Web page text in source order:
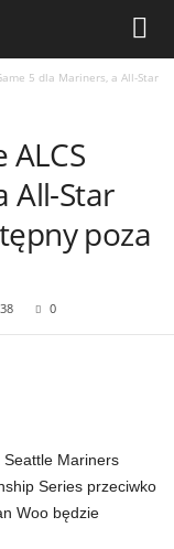
5 dla Mariners, a All-Star
All-Star
poza
38 0
Seattle Mariners
Series przeciwko
Woo będzie